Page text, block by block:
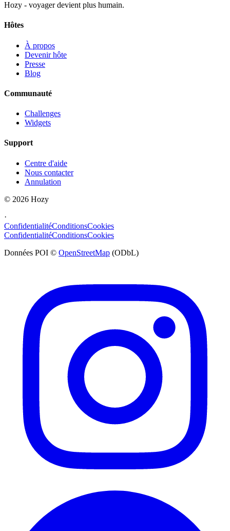
Hozy - voyager devient plus humain.
Hôtes
À propos
Devenir hôte
Presse
Blog
Communauté
Challenges
Widgets
Support
Centre d'aide
Nous contacter
Annulation
© 2026 Hozy
·
ConfidentialitéConditionsCookies
ConfidentialitéConditionsCookies
Données POI © OpenStreetMap (ODbL)